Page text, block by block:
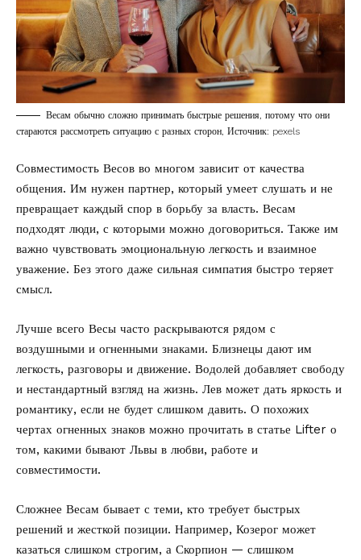
Весам обычно сложно принимать быстрые решения, потому что они
стараются рассмотреть ситуацию с разных сторон, Источник: pexels
Совместимость Весов во многом зависит от качества
общения. Им нужен партнер, который умеет слушать и не
превращает каждый спор в борьбу за власть. Весам
подходят люди, с которыми можно договориться. Также им
важно чувствовать эмоциональную легкость и взаимное
уважение. Без этого даже сильная симпатия быстро теряет
смысл.
Лучше всего Весы часто раскрываются рядом с
воздушными и огненными знаками. Близнецы дают им
легкость, разговоры и движение. Водолей добавляет свободу
и нестандартный взгляд на жизнь. Лев может дать яркость и
романтику, если не будет слишком давить. О похожих
чертах огненных знаков можно прочитать в статье Lifter о
том, какими бывают Львы в любви, работе и
совместимости.
Сложнее Весам бывает с теми, кто требует быстрых
решений и жесткой позиции. Например, Козерог может
казаться слишком строгим, а Скорпион — слишком